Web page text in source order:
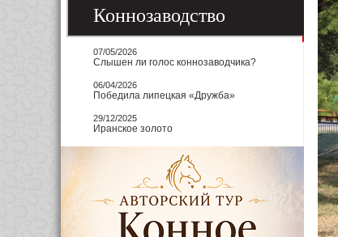
Коннозаводство
07/05/2026
Слышен ли голос коннозаводчика?
06/04/2026
Победила липецкая «Дружба»
29/12/2025
Иранское золото